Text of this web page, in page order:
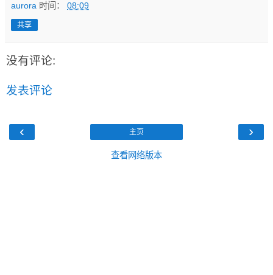
aurora 时间： 08:09
共享
没有评论:
发表评论
‹ ›
主页
查看网络版本